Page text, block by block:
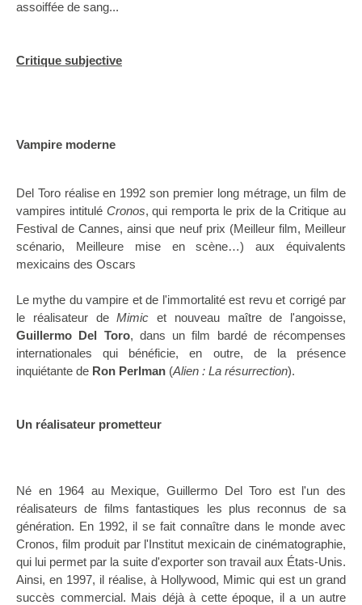
assoiffée de sang...
Critique subjective
Vampire moderne
Del Toro réalise en 1992 son premier long métrage, un film de
vampires intitulé Cronos, qui remporta le prix de la Critique au
Festival de Cannes, ainsi que neuf prix (Meilleur film, Meilleur
scénario, Meilleure mise en scène…) aux équivalents
mexicains des Oscars
Le mythe du vampire et de l'immortalité est revu et corrigé par
le réalisateur deMimic et nouveau maître de l'angoisse,
Guillermo Del Toro, dans un film bardé de récompenses
internationales qui bénéficie, en outre, de la présence
inquiétante de Ron Perlman (Alien : La résurrection).
Un réalisateur prometteur
Né en 1964 au Mexique, Guillermo Del Toro est l'un des
réalisateurs de films fantastiques les plus reconnus de sa
génération. En 1992, il se fait connaître dans le monde avec
Cronos, film produit par l'Institut mexicain de cinématographie,
qui lui permet par la suite d'exporter son travail aux États-Unis.
Ainsi, en 1997, il réalise, à Hollywood, Mimic qui est un grand
succès commercial. Mais déjà à cette époque, il a un autre